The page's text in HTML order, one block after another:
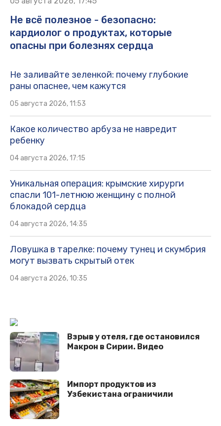
Не всё полезное - безопасно:
кардиолог о продуктах, которые
опасны при болезнях сердца
Не заливайте зеленкой: почему глубокие
раны опаснее, чем кажутся
05 августа 2026, 11:53
Какое количество арбуза не навредит
ребенку
04 августа 2026, 17:15
Уникальная операция: крымские хирурги
спасли 101-летнюю женщину с полной
блокадой сердца
04 августа 2026, 14:35
Ловушка в тарелке: почему тунец и скумбрия
могут вызвать скрытый отек
04 августа 2026, 10:35
Взрыв у отеля, где остановился
Макрон в Сирии. Видео
Импорт продуктов из
Узбекистана ограничили